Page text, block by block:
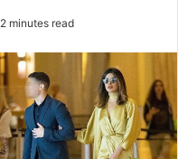
2 minutes read